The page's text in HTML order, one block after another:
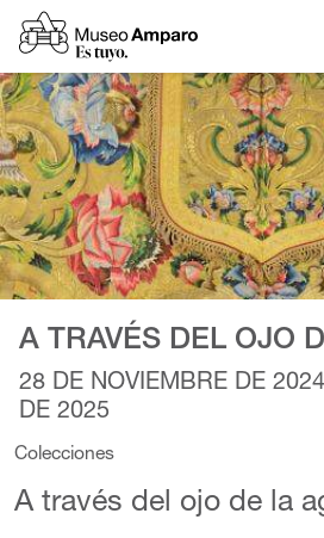
A TRAVÉS DEL OJO
28 DE NOVIEMBRE DE
DE 2025
Colecciones
A través del ojo de la